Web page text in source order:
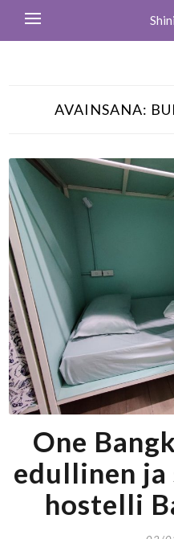
AVAINSANA:
One
edullinen ja
hostelli